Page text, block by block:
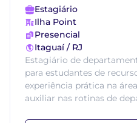
Estagiário
Ilha Point
Presencial
Itaguaí / RJ
Estagiário de
para estudantes de
experiência prática na
auxiliar nas rotinas de